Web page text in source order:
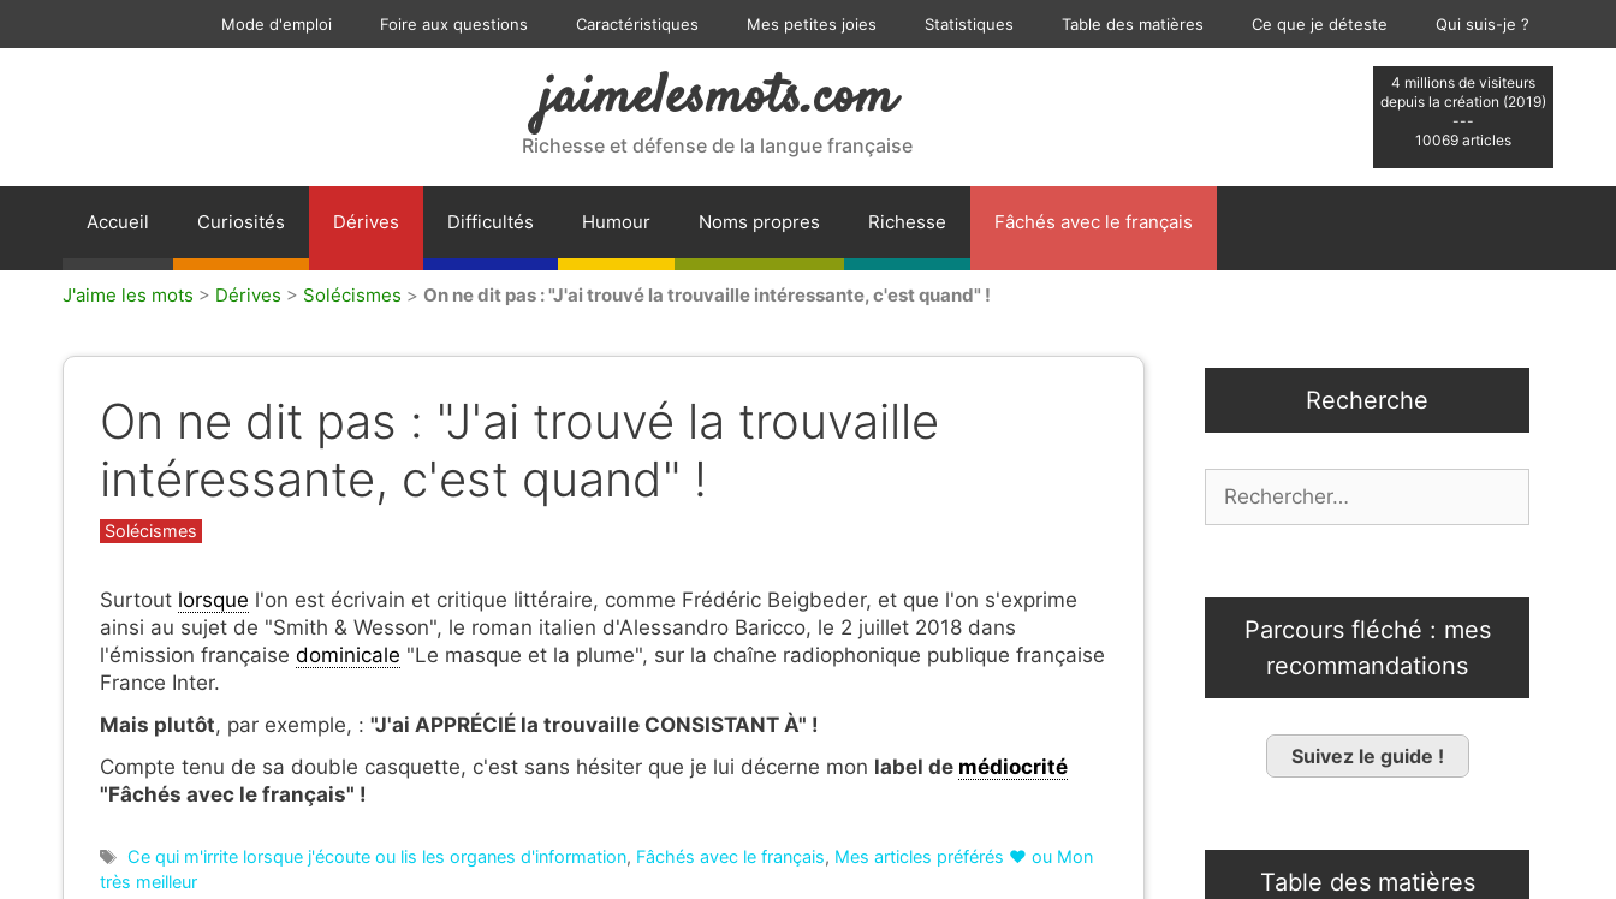
Mode d'emploi Foire aux questions Caractéristiques Mes petites joies Statistiques Table des matières Ce que je déteste Qui suis-je ?
4 millions de visiteurs
depuis la création (2019)
---
10069 articles
jaimelesmots.com
Richesse et défense de la langue française
Accueil Curiosités Dérives Difficultés Humour Noms propres Richesse Fâchés avec le français
J'aime les mots > Dérives > Solécismes > On ne dit pas : "J'ai trouvé la trouvaille intéressante, c'est quand" !
On ne dit pas : "J'ai trouvé la trouvaille
intéressante, c'est quand" !
Catégories
Solécismes
Surtout lorsque l'on est écrivain et critique littéraire, comme Frédéric Beigbeder, et que l'on s'exprime
ainsi au sujet de "Smith & Wesson", le roman italien d'Alessandro Baricco, le 2 juillet 2018 dans
l'émission française dominicale "Le masque et la plume", sur la chaîne radiophonique publique française
France Inter.
Mais plutôt, par exemple, : "J'ai APPRÉCIÉ la trouvaille CONSISTANT À" !
Compte tenu de sa double casquette, c'est sans hésiter que je lui décerne mon label de médiocrité
"Fâchés avec le français" !
Étiquettes
Ce qui m'irrite lorsque j'écoute ou lis les organes d'information, Fâchés avec le français, Mes articles préférés ❤ ou Mon
très meilleur
Recherche
Parcours fléché : mes
recommandations
Suivez le guide !
Table des matières